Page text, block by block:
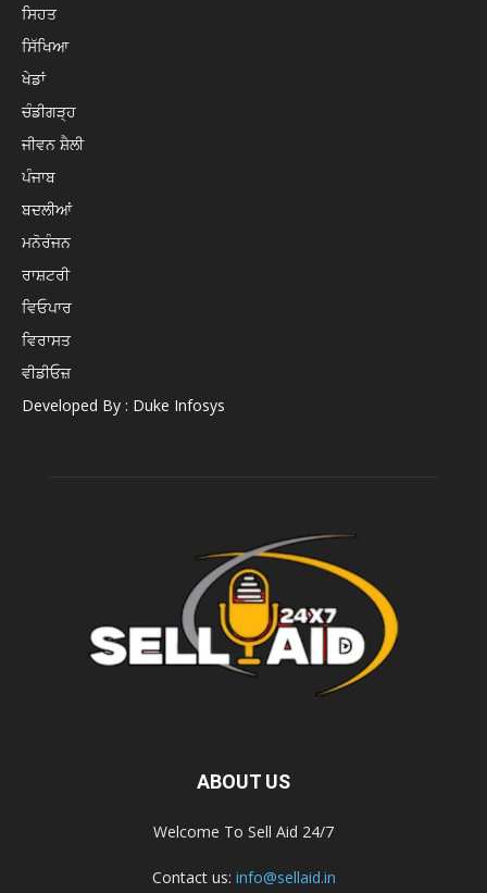
ਸਿਹਤ
ਸਿੱਖਿਆ
ਖੇਡਾਂ
ਚੰਡੀਗੜ੍ਹ
ਜੀਵਨ ਸ਼ੈਲੀ
ਪੰਜਾਬ
ਬਦਲੀਆਂ
ਮਨੋਰੰਜਨ
ਰਾਸ਼ਟਰੀ
ਵਿਓਪਾਰ
ਵਿਰਾਸਤ
ਵੀਡੀਓਜ਼
Developed By : Duke Infosys
ABOUT US
Welcome To Sell Aid 24/7
Contact us: info@sellaid.in